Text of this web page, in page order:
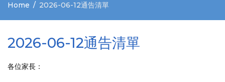
Home 2026-06-12通告清單
2026-06-12通告清單
各位家長：